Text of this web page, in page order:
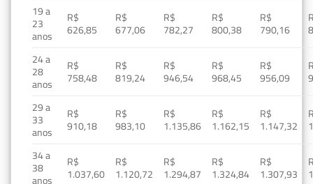
19 a
23
anos
R$
626,85
R$
677,06
R$
782,27
R$
800,38
R$
790,16
24 a
28
anos
R$
758,48
R$
819,24
R$
946,54
R$
968,45
R$
956,09
29 a
33
anos
R$
910,18
R$
983,10
R$
1.135,86
R$
1.162,15
R$
1.147,32
34 a
38
anos
R$
1.037,60
R$
1.120,72
R$
1.294,87
R$
1.324,84
R$
1.307,93